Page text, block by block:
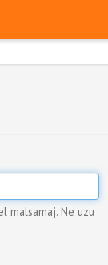
Ne uzu